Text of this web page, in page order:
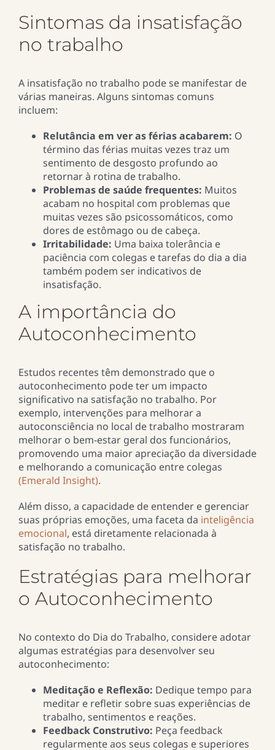
Sintomas da insatisfação
no trabalho
A insatisfação no trabalho pode se manifestar de
várias maneiras. Alguns sintomas comuns
incluem:
Relutância em ver as férias acabarem: O
término das férias muitas vezes traz um
sentimento de desgosto profundo ao
retornar à rotina de trabalho.
Problemas de saúde frequentes: Muitos
acabam no hospital com problemas que
muitas vezes são psicossomáticos, como
dores de estômago ou de cabeça.
Irritabilidade: Uma baixa tolerância e
paciência com colegas e tarefas do dia a dia
também podem ser indicativos de
insatisfação.
A importância do
Autoconhecimento
Estudos recentes têm demonstrado que o
autoconhecimento pode ter um impacto
significativo na satisfação no trabalho. Por
exemplo, intervenções para melhorar a
autoconsciência no local de trabalho mostraram
melhorar o bem-estar geral dos funcionários,
promovendo uma maior apreciação da diversidade
e melhorando a comunicação entre colegas​
(Emerald Insight)​.
Além disso, a capacidade de entender e gerenciar
suas próprias emoções, uma faceta da inteligência
emocional, está diretamente relacionada à
satisfação no trabalho​.
Estratégias para melhorar
o Autoconhecimento
No contexto do Dia do Trabalho, considere adotar
algumas estratégias para desenvolver seu
autoconhecimento:
Meditação e Reflexão: Dedique tempo para
meditar e refletir sobre suas experiências de
trabalho, sentimentos e reações.
Feedback Construtivo: Peça feedback
regularmente aos seus colegas e superiores